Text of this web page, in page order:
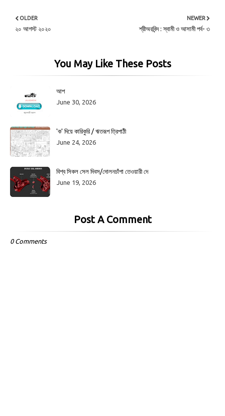
NEWER
শ্রীঅরবিন্দ : স্বামী ও আসামী পর্ব- ৩
OLDER
২০ আগস্ট ২০২০
You May Like These Posts
আপ
June 30, 2026
'ক' দিয়ে কারিকুরি / ঋতরূপ ত্রিপাঠী
June 24, 2026
বিশ্ব সিকল সেল দিবস/দোলনচাঁপা তেওয়ারী দে
June 19, 2026
Post A Comment
0 Comments